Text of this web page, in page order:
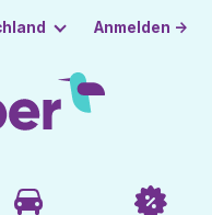
Anmelden →